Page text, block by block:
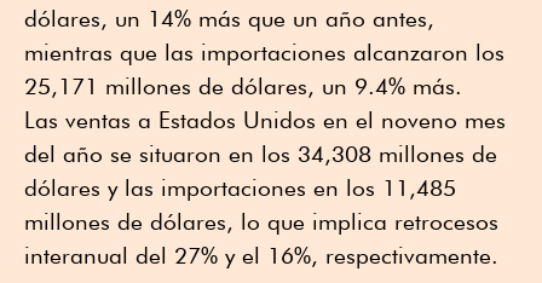
dólares, un 14% más que un año antes,
mientras que las importaciones alcanzaron los
25,171 millones de dólares, un 9.4% más.
Las ventas a Estados Unidos en el noveno mes
del año se situaron en los 34,308 millones de
dólares y las importaciones en los 11,485
millones de dólares, lo que implica retrocesos
interanual del 27% y el 16%, respectivamente.